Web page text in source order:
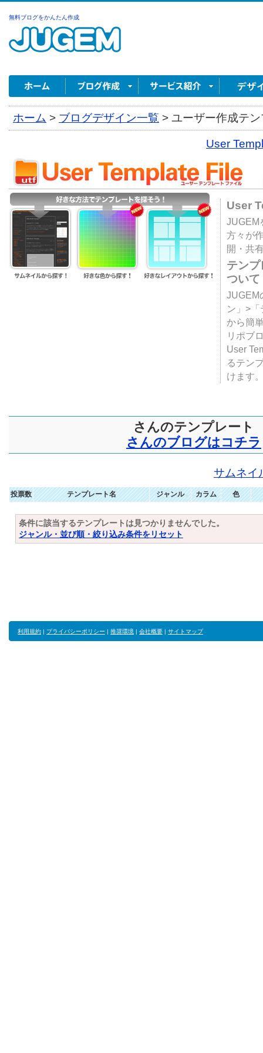
無料ブログをかんたん作成
ホーム > ブログデザイン一覧 > ユーザー作成テ
User
User
JUGEM
方々が
開・共
テン
ついて
JUGEM
ン」>
から簡
リポブ
User
るテン
けます
さんのテンプレート
さんのブログはコチラ
サムネイ
投票数 テンプレート名 ジャンル カラム 色
条件に該当するテンプレートは見つかりませんでした。
ジャンル・並び順・絞り込み条件をリセット
利用規約 | プライバシーポリシー | 推奨環境 | 会社概要 | サイトマップ